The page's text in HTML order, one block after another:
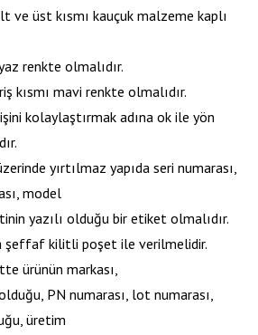
ve üst kısmı kauçuk malzeme kaplı
renkte olmalıdır.
kısmı mavi renkte olmalıdır.
kolaylaştırmak adına ok ile yön
yırtılmaz yapıda seri numarası,
model
yazılı olduğu bir etiket olmalıdır.
şeffaf kilitli poşet ile verilmelidir.
ürünün markası,
PN numarası, lot numarası,
üretim